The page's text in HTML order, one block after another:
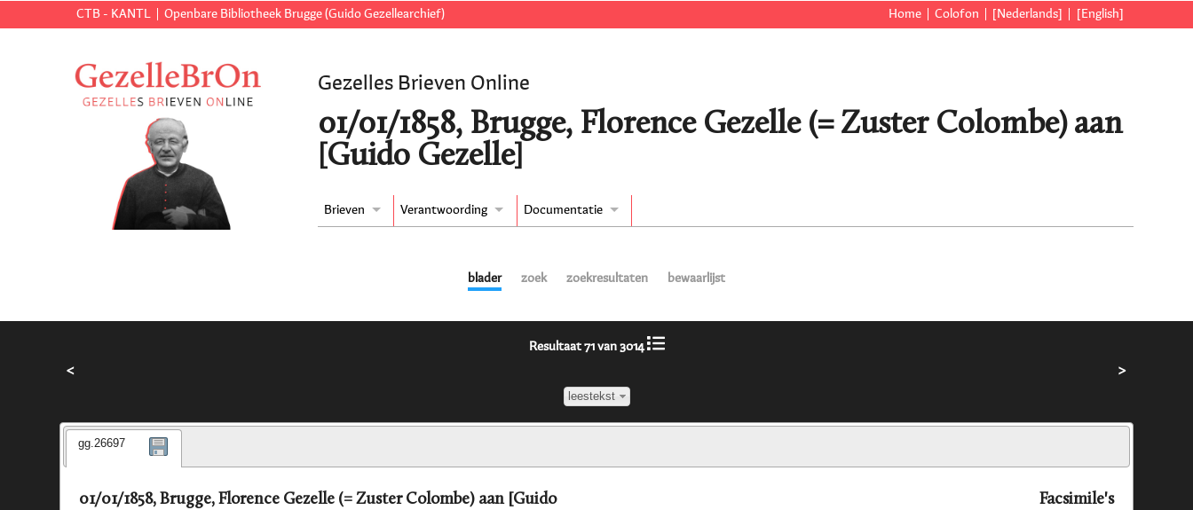
CTB - KANTL Openbare Bibliotheek Brugge (Guido Gezellearchief) Home Colofon [Nederlands] [English]
Gezelles Brieven Online
01/01/1858, Brugge, Florence Gezelle (= Zuster Colombe) aan
[Guido Gezelle]
Brieven Verantwoording Documentatie
blader zoek zoekresultaten bewaarlijst
<
Resultaat 71 van 3014
leestekst
>
gg.26697
01/01/1858, Brugge, Florence Gezelle (= Zuster Colombe) aan [Guido
Facsimile's